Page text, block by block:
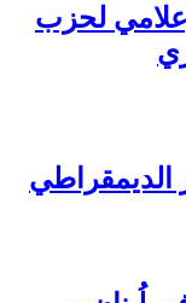
لحزب
الديمقراطي